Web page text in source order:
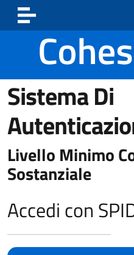
Vai ai contenuti
Vai al footer
Sistema Di
Livello Minimo
Sostanziale
Accedi con